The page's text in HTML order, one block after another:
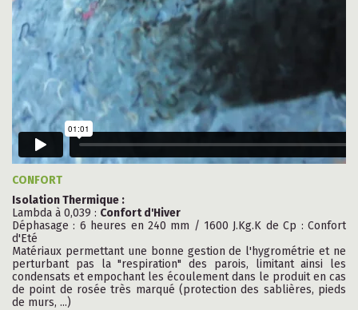
CONFORT
Isolation Thermique :
Lambda à 0,039 : Confort d'Hiver
Déphasage : 6 heures en 240 mm / 1600 J.Kg.K de Cp : Confort
d'Eté
Matériaux permettant une bonne gestion de l'hygrométrie et ne
perturbant pas la "respiration" des parois, limitant ainsi les
condensats et empochant les écoulement dans le produit en cas
de point de rosée très marqué (protection des sablières, pieds
de murs, ...)